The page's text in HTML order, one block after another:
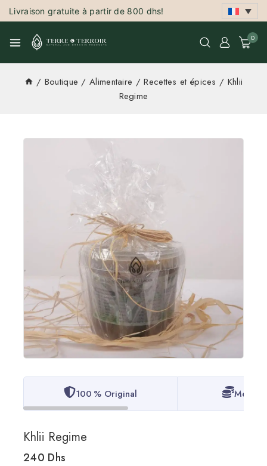
Livraison gratuite à partir de 800 dhs!
0
/ Boutique / Alimentaire / Recettes et épices / Khlii
Regime
100 % Original
Khlii Regime
240 Dhs
6 produits vendus au cours des dernières 14 heures